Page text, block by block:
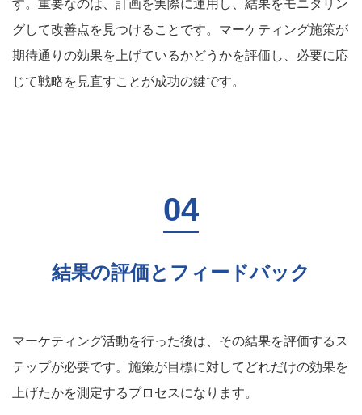
す。重要なのは、計画を実際に運用し、結果をモニタリン
グして改善点を見つけることです。マーケティング施策が
期待通りの効果を上げているかどうかを評価し、必要に応
じて戦略を見直すことが成功の鍵です。
結果の評価とフィードバック
マーケティング活動を行った後は、その結果を評価するス
テップが必要です。施策が目標に対してどれだけの効果を
上げたかを測定するプロセスになります。